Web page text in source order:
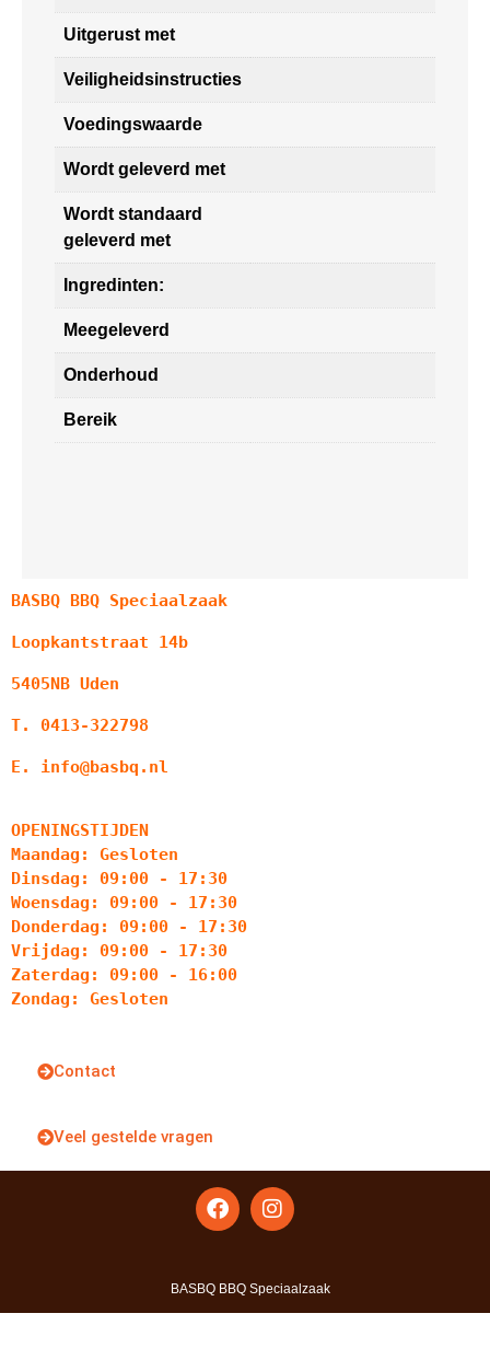
Uitgerust met
Veiligheidsinstructies
Voedingswaarde
Wordt geleverd met
Wordt standaard
geleverd met
Ingredinten:
Meegeleverd
Onderhoud
Bereik
BASBQ BBQ Speciaalzaak
Loopkantstraat 14b
5405NB Uden
T. 0413-322798
E. info@basbq.nl
OPENINGSTIJDEN
Maandag: Gesloten
Dinsdag: 09:00 - 17:30
Woensdag: 09:00 - 17:30
Donderdag: 09:00 - 17:30
Vrijdag: 09:00 - 17:30
Zaterdag: 09:00 - 16:00
Zondag: Gesloten
Contact
Veel gestelde vragen
BASBQ BBQ Speciaalzaak